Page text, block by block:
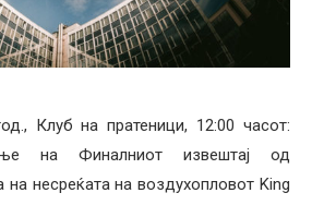
Клуб на пратеници, 12:00 часот:
на Финалниот извештај од
на несреќата на воздухопловот King